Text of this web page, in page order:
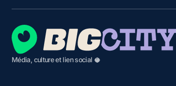
Média, culture et lien social 🥥